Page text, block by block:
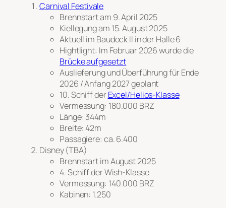
Carnival Festivale
Brennstart am 9. April 2025
Kiellegung am 15. August 2025
Aktuell im Baudock II in der Halle 6
Hightlight: Im Februar 2026 wurde die
Brücke aufgesetzt
Auslieferung und Überführung für Ende
2026 / Anfang 2027 geplant
10. Schiff derExcel/Helios-Klasse
Vermessung: 180.000 BRZ
Länge: 344m
Breite: 42m
Passagiere: ca. 6.400
Disney (TBA)
Brennstart im August 2025
4. Schiff der Wish-Klasse
Vermessung: 140.000 BRZ
Kabinen: 1.250